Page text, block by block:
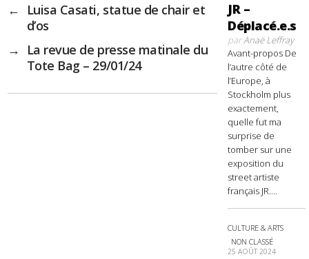
←
Luisa Casati, statue de chair et
d’os
→
La revue de presse matinale du
Tote Bag – 29/01/24
JR –
Déplacé.e.s
parAnaë Leffray
Avant-propos De
l’autre côté de
l’Europe, à
Stockholm plus
exactement,
quelle fut ma
surprise de
tomber sur une
exposition du
street artiste
français JR....
CULTURE & ARTS
NON CLASSÉ
25 AOÛT 2024